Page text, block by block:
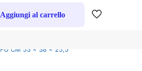
Aggiungi al carrello